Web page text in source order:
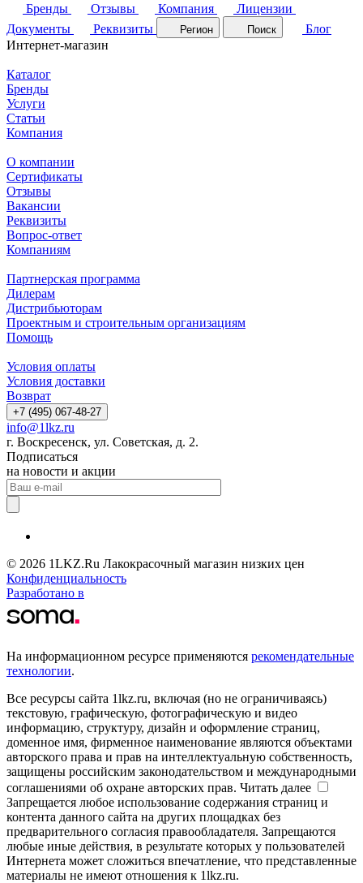
Бренды
Отзывы Компания
Лицензии
Документы
Реквизиты Регион Поиск
Блог
Интернет-магазин
Каталог
Бренды
Услуги
Статьи
Компания
О компании
Сертификаты
Отзывы
Вакансии
Реквизиты
Вопрос-ответ
Компаниям
Партнерская программа
Дилерам
Дистрибьюторам
Проектным и строительным организациям
Помощь
Условия оплаты
Условия доставки
Возврат
+7 (495) 067-48-27
info@1lkz.ru
г. Воскресенск, ул. Советская, д. 2.
Подписаться
на новости и акции
© 2026 1LKZ.Ru Лакокрасочный магазин низких цен
Конфиденциальность
Разработано в
На информационном ресурсе применяются рекомендательные
технологии.
Все ресурсы сайта 1lkz.ru, включая (но не ограничиваясь)
текстовую, графическую, фотографическую и видео
информацию, структуру, дизайн и оформление страниц,
доменное имя, фирменное наименование являются объектами
авторского права и прав на интеллектуальную собственность,
защищены российским законодательством и международными
соглашениями об охране авторских прав. Читать далее
Запрещается любое использование содержания страниц и
контента данного сайта на других площадках без
предварительного согласия правообладателя. Запрещаются
любые иные действия, в результате которых у пользователей
Интернета может сложиться впечатление, что представленные
материалы не имеют отношения к 1lkz.ru.